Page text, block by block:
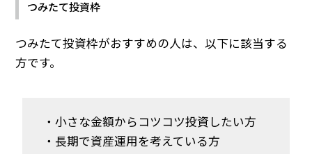
つみたて投資枠
つみたて投資枠がおすすめの人は、以下に該当する
方です。
・小さな金額からコツコツ投資したい方
・長期で資産運用を考えている方